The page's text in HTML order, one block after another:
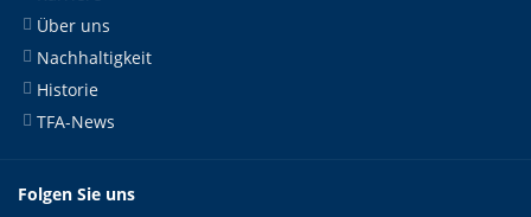
Über uns
Nachhaltigkeit
Historie
TFA-News
Folgen Sie uns